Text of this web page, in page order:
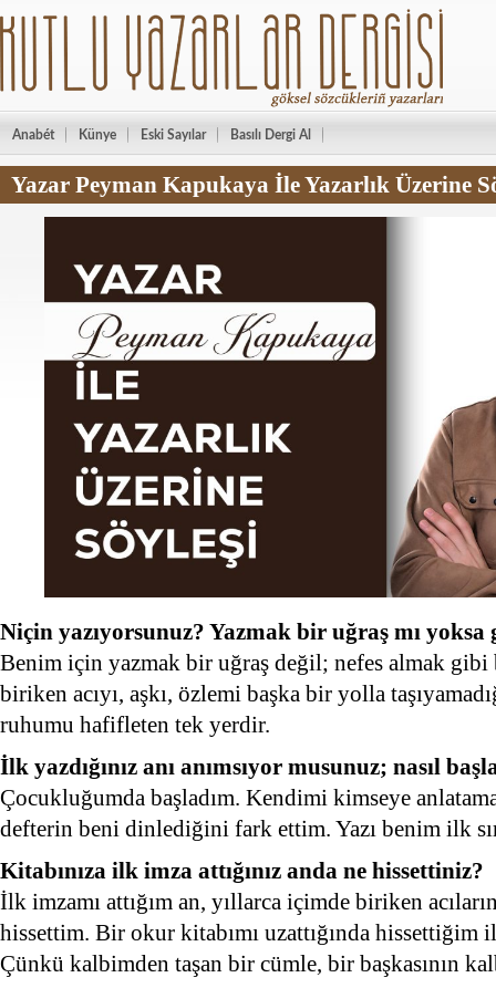
Anabét Künye Eski Sayılar Basılı Dergi Al
Yazar Peyman Kapukaya İle Yazarlık Üzerine
Niçin yazıyorsunuz? Yazmak bir uğraş mı
Benim için yazmak bir uğraş değil; nefes almak
biriken acıyı, aşkı, özlemi başka bir yolla
ruhumu hafifleten tek yerdir.
İlk yazdığınız anı anımsıyor musunuz; nasıl
Çocukluğumda başladım. Kendimi kimseye
defterin beni dinlediğini fark ettim. Yazı benim ilk
Kitabınıza ilk imza attığınız anda ne hissettiniz?
İlk imzamı attığım an, yıllarca içimde biriken
hissettim. Bir okur kitabımı uzattığında hissettiğim
Çünkü kalbimden taşan bir cümle, bir başkasının